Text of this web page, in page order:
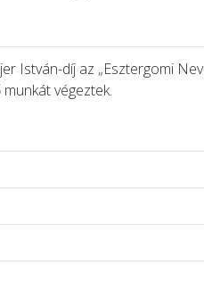
István-díj az „Esztergomi
végeztek.